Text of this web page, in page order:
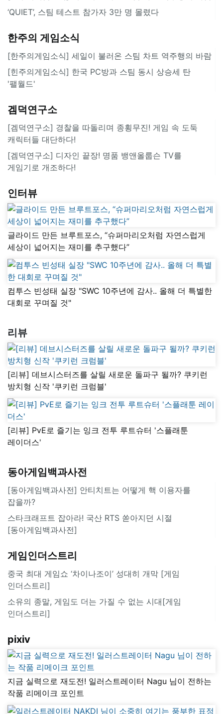
‘QUIET’, 스팀 테스트 참가자 3만 명 몰렸다
한주의 게임소식
[한주의게임소식] 세일이 불러온 스팀 차트 역주행의 바람
[힌주의게임소식] 한국 PC방과 스팀 동시 상승세 탄
'팰월드'
겜덕연구소
[겜덕연구소] 경찰을 따돌리며 종횡무진! 게임 속 도둑
캐릭터들 대단하다!
[겜덕연구소] 디자인 끝장! 명품 뱅앤올룹슨 TV를
게임기로 개조하다!
인터뷰
글라이드 만든 브루트포스, “슈퍼마리오처럼 자연스럽게
세상이 넓어지는 재미를 추구했다”
컴투스 빈성태 실장 "SWC 10주년에 감사.. 올해 더 특별한
대회로 꾸며질 것"
리뷰
[리뷰] 데브시스터즈를 살릴 새로운 돌파구 될까? 쿠키런
방치형 신작 '쿠키런 크럼블'
[리뷰] PvE로 즐기는 잉크 전투 루트슈터 '스플래툰
레이더스'
동아게임백과사전
[동아게임백과사전] 안티치트는 어떻게 핵 이용자를
잡을까?
스타크래프트 잡아라! 국산 RTS 쏟아지던 시절
[동아게임백과사전]
게임인더스트리
중국 최대 게임쇼 ‘차이나조이’ 성대히 개막 [게임
인더스트리]
소유의 종말, 게임도 더는 가질 수 없는 시대[게임
인더스트리]
pixiv
지금 실력으로 재도전! 일러스트레이터 Nagu 님이 전하는
작품 리메이크 포인트